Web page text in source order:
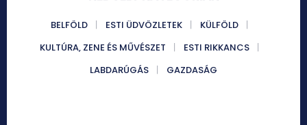
BELFÖLD ESTI ÜDVÖZLETEK
KÜLFÖLD
KULTÚRA, ZENE ÉS MŰVÉSZET
ESTI RIKKANCS
LABDARÚGÁS
GAZDASÁG